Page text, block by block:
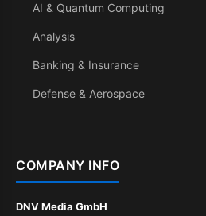
AI & Quantum Computing
Analysis
Banking & Insurance
Defense & Aerospace
COMPANY INFO
DNV Media GmbH